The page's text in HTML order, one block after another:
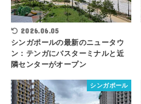
2026.06.05
シンガポールの最新のニュータウ
ン：テンガにバスターミナルと近
隣センターがオープン
シンガポール